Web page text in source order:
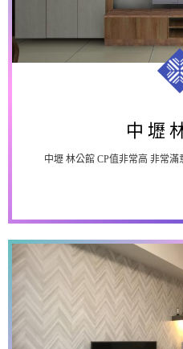
中壢
中壢
中壢 林公館 CP值非常高 非常